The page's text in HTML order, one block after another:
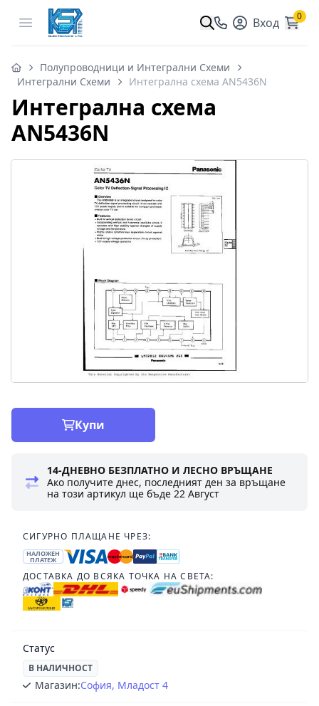
Open menu Вход 0
Полупроводници и Интегрални Схеми
Интегрални Схеми
Интегрална схема AN5436N
Интегрална схема
AN5436N
Купи
14-ДНЕВНО БЕЗПЛАТНО И ЛЕСНО ВРЪЩАНЕ
Ако получите днес, последният ден за връщане
на този артикул ще бъде22 Август
СИГУРНО ПЛАЩАНЕ ЧРЕЗ:
НАЛОЖЕН
ПЛАТЕЖ
ДОСТАВКА ДО ВСЯКА ТОЧКА НА СВЕТА:
Статус
В НАЛИЧНОСТ
Магазин:София, Младост 4